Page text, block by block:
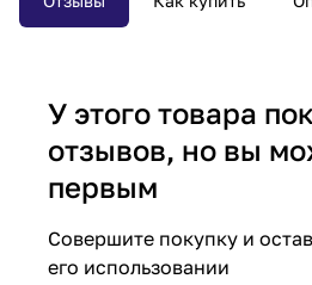
У этого товара
отзывов, но вы
первым
Совершите покупку и
его использовании